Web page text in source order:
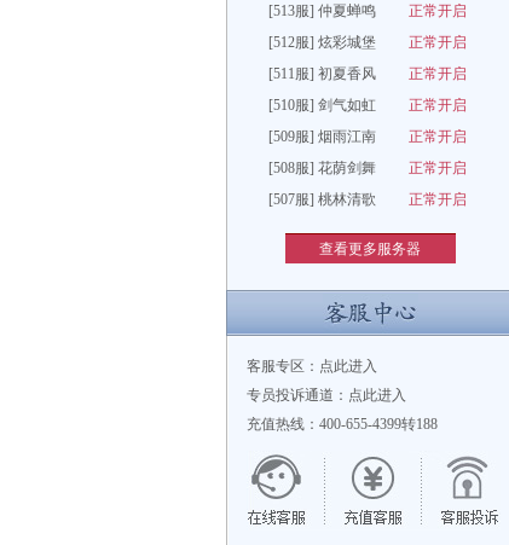
[513服] 仲夏蝉鸣
正常开启
[512服] 炫彩城堡
正常开启
[511服] 初夏香风
正常开启
[510服] 剑气如虹
正常开启
[509服] 烟雨江南
正常开启
[508服] 花荫剑舞
正常开启
[507服] 桃林清歌
正常开启
查看更多服务器
客服专区： 点此进入
专员投诉通道： 点此进入
充值热线：400-655-4399转188